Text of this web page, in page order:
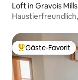
Loft in Gravois Mills
Beliebter Gäste-
Gäste-Favorit